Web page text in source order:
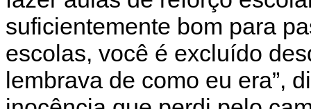
suficientemente bom para
escolas, você é excluído
lembrava de como eu era”,